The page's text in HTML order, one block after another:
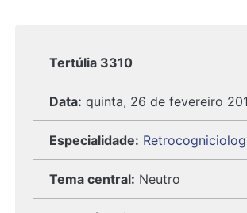
Tertúlia 3310
Data: quinta, 26 de fevereiro
Especialidade:
Tema central: Neutro